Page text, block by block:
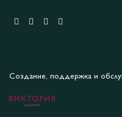
Создание, поддержка и